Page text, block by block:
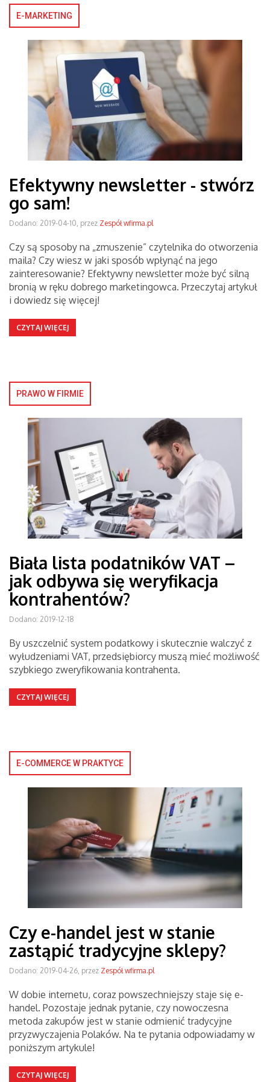
E-MARKETING
Efektywny newsletter - stwórz
go sam!
Dodano: 2019-04-10, przez Zespół wfirma.pl
Czy są sposoby na „zmuszenie” czytelnika do otworzenia
maila? Czy wiesz w jaki sposób wpłynąć na jego
zainteresowanie? Efektywny newsletter może być silną
bronią w ręku dobrego marketingowca. Przeczytaj artykuł
i dowiedz się więcej!
CZYTAJ WIĘCEJ
PRAWO W FIRMIE
Biała lista podatników VAT –
jak odbywa się weryfikacja
kontrahentów?
Dodano: 2019-12-18
By uszczelnić system podatkowy i skutecznie walczyć z
wyłudzeniami VAT, przedsiębiorcy muszą mieć możliwość
szybkiego zweryfikowania kontrahenta.
CZYTAJ WIĘCEJ
E-COMMERCE W PRAKTYCE
Czy e-handel jest w stanie
zastąpić tradycyjne sklepy?
Dodano: 2019-04-26, przez Zespół wfirma.pl
W dobie internetu, coraz powszechniejszy staje się e-
handel. Pozostaje jednak pytanie, czy nowoczesna
metoda zakupów jest w stanie odmienić tradycyjne
przyzwyczajenia Polaków. Na te pytania odpowiadamy w
poniższym artykule!
CZYTAJ WIĘCEJ